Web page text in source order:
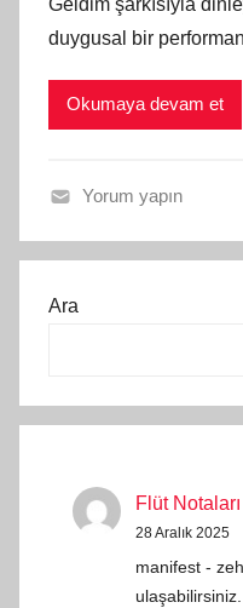
duygusal bir
Okumaya devam et
l
Yorum yapın
Ara
Flüt Notaları
28 Aralık 2025
manifest -
ulaşabilirsiniz.